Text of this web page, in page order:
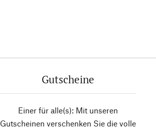
Gutscheine
Einer für alle(s): Mit unseren
Gutscheinen verschenken Sie die volle